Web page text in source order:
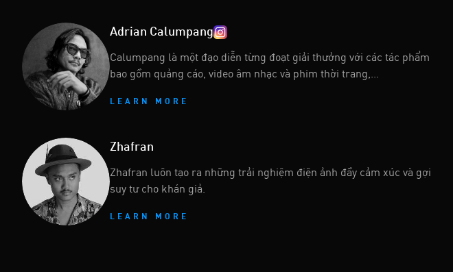
Adrian Calumpang
Calumpang là một đạo diễn từng đoạt giải thưởng với các tác phẩm
bao gồm quảng cáo, video âm nhạc và phim thời trang,...
LEARN MORE
Zhafran
Zhafran luôn tạo ra những trải nghiệm điện ảnh đầy cảm xúc và gợi
suy tư cho khán giả.
LEARN MORE